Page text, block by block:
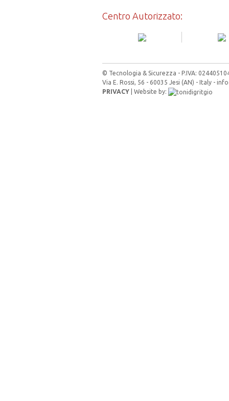
Centro Autorizzato:
© Tecnologia & Sicurezza - P.IVA:
Via E. Rossi, 56 - 60035 Jesi (AN) - Italy -
PRIVACY | Website by: